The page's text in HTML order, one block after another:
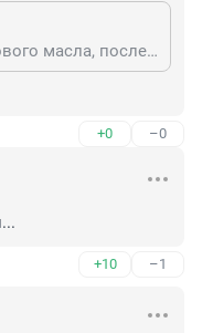
из следующей партии пальмового масла, после айрана, сделают и нашу кисломолочку
+0 –0
+10 –1